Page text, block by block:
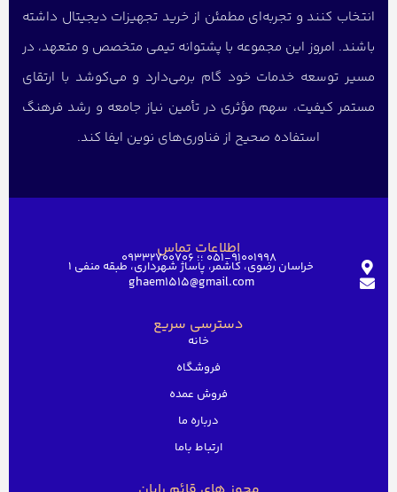
انتخاب کنند و تجربه‌ای مطمئن از خرید تجهیزات دیجیتال داشته
باشند. امروز این مجموعه با پشتوانه تیمی متخصص و متعهد، در
مسیر توسعه خدمات خود گام برمی‌دارد و می‌کوشد با ارتقای
مستمر کیفیت، سهم مؤثری در تأمین نیاز جامعه و رشد فرهنگ
استفاده صحیح از فناوری‌های نوین ایفا کند.
اطلاعات تماس051-91001998 ؛؛ 09332700706
خراسان رضوی، کاشمر، پاساژ شهرداری، طبقه منفی ۱
ghaem1515@gmail.com
دسترسی سریع
خانه
فروشگاه
فروش عمده
درباره ما
ارتباط باما